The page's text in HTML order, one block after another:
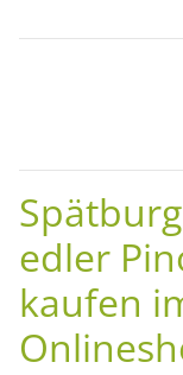
edler
kaufen